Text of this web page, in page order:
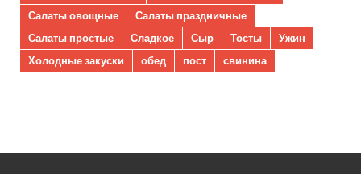
Салаты овощные
Салаты праздничные
Салаты простые
Сладкое Сыр Тосты
Ужин
Холодные закуски
обед пост свинина